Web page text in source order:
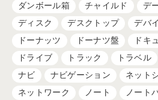
ダンボール箱
チャイルド デ
ディスク
デスクトップ デバ
ドーナッツ
ドーナツ盤 ドキ
ドライブ
トラック トラベル
ナビ
ナビゲーション
ネット
ネットワーク
ノート
ノート